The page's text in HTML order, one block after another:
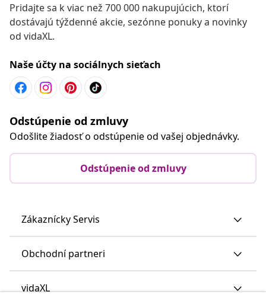
Pridajte sa k viac než 700 000 nakupujúcich, ktorí
dostávajú týždenné akcie, sezónne ponuky a novinky
od vidaXL.
Naše účty na sociálnych sieťach
Odstúpenie od zmluvy
Odošlite žiadosť o odstúpenie od vašej objednávky.
Odstúpenie od zmluvy
Zákaznícky Servis
Obchodní partneri
vidaXL